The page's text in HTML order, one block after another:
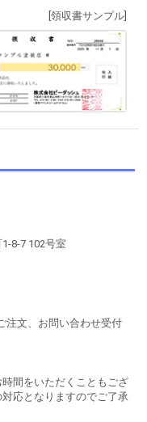
[領収書サンプル]
8-7 102号室
注文、お問い合わせ受付
間をいただくこともござ
応となりますのでご了承